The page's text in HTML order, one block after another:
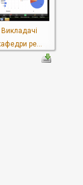
Викладачі
ре...